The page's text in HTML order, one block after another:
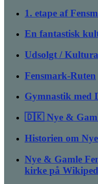
1. etape af
En fantastisk
Udsolgt /
Fensmark-Ruten
Gymnastik med
🇩🇰 Nye &
Historien om
Nye & Gamle
kirke på